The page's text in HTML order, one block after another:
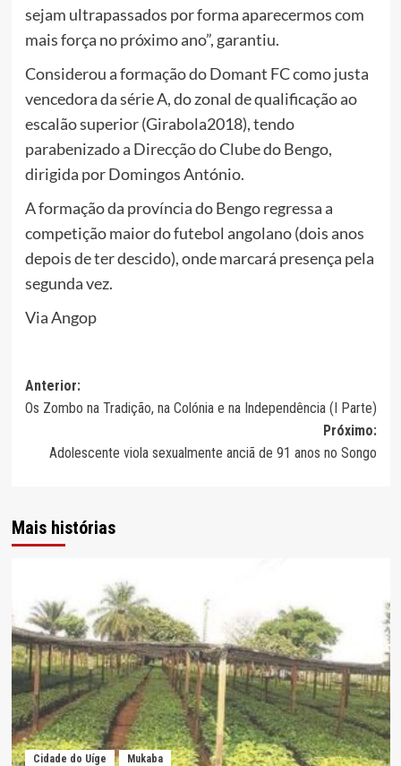
sejam ultrapassados por forma aparecermos com
mais força no próximo ano”, garantiu.
Considerou a formação do Domant FC como justa
vencedora da série A, do zonal de qualificação ao
escalão superior (Girabola2018), tendo
parabenizado a Direcção do Clube do Bengo,
dirigida por Domingos António.
A formação da província do Bengo regressa a
competição maior do futebol angolano (dois anos
depois de ter descido), onde marcará presença pela
segunda vez.
Via Angop
Navegação
de
artigos
Anterior:
Os Zombo na Tradição, na Colónia e na Independência (I Parte)
Próximo:
Adolescente viola sexualmente anciã de 91 anos no Songo
Mais histórias
Cidade do Uíge Mukaba